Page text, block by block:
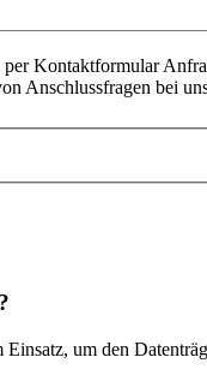
per Kontaktformular
Anschlussfragen bei
um den